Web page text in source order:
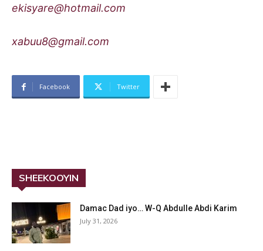
ekisyare@hotmail.com
xabuu8@gmail.com
Facebook Twitter
SHEEKOOYIN
Damac Dad iyo… W-Q Abdulle Abdi Karim
July 31, 2026